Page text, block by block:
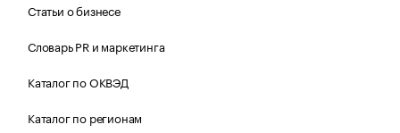
Статьи о бизнесе
Словарь PR и маркетинга
Каталог по ОКВЭД
Каталог по регионам